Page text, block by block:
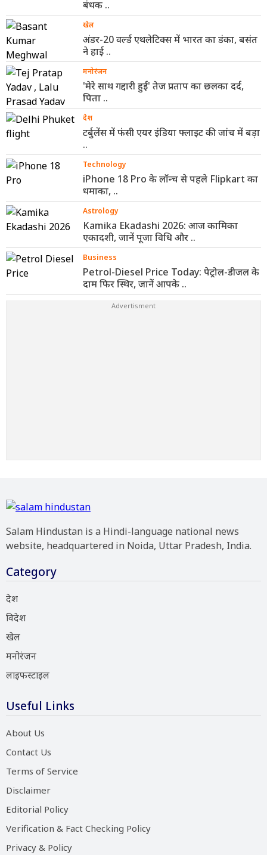
बंधक ..
खेल
अंडर-20 वर्ल्ड एथलेटिक्स में भारत का डंका, बसंत
ने हाई ..
मनोरंजन
'मेरे साथ गद्दारी हुई' तेज प्रताप का छलका दर्द,
पिता ..
देश
टर्बुलेंस में फंसी एयर इंडिया फ्लाइट की जांच में बड़ा
..
Technology
iPhone 18 Pro के लॉन्च से पहले Flipkart का
धमाका, ..
Astrology
Kamika Ekadashi 2026: आज कामिका
एकादशी, जानें पूजा विधि और ..
Business
Petrol-Diesel Price Today: पेट्रोल-डीजल के
दाम फिर स्थिर, जानें आपके ..
Salam Hindustan is a Hindi-language national news
website, headquartered in Noida, Uttar Pradesh, India.
Category
देश
विदेश
खेल
मनोरंजन
लाइफस्टाइल
Useful Links
About Us
Contact Us
Terms of Service
Disclaimer
Editorial Policy
Verification & Fact Checking Policy
Privacy & Policy